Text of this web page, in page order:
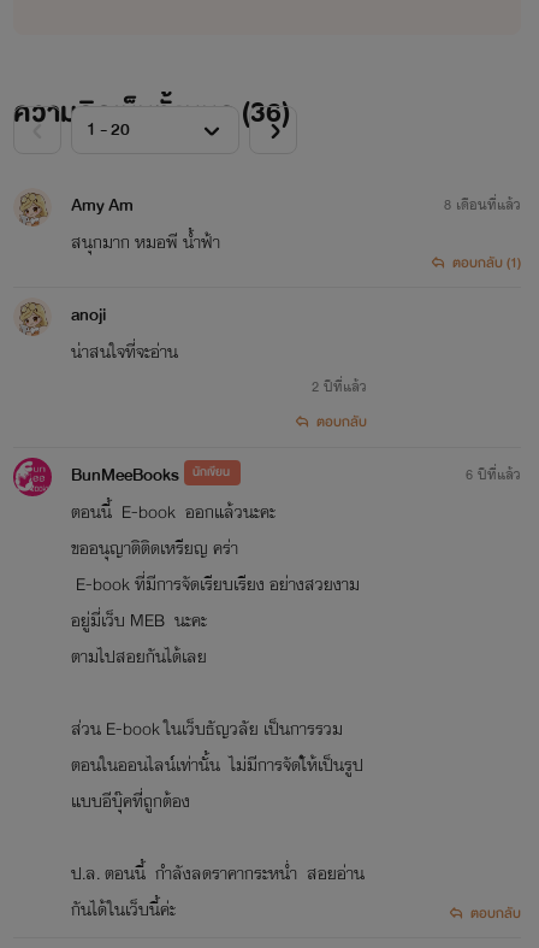
ความคิดเห็นทั้งหมด (36)
Amy Am
สนุกมาก หมอพี น้ำฟ้า
8 เดือนที่แล้ว
ตอบกลับ (1)
anoji
น่าสนใจที่จะอ่าน
2 ปีที่แล้ว
ตอบกลับ
BunMeeBooks นักเขียน
ตอนนี้ E-book ออกแล้วนะคะ
ขออนุญาติติดเหรียญ คร่า
E-book ที่มีการจัดเรียบเรียง อย่างสวยงาม
อยู่มี่เว็บ MEB นะคะ
ตามไปสอยกันได้เลย
ส่วน E-book ในเว็บธัญวลัย เป็นการรวม
ตอนในออนไลน์เท่านั้น ไม่มีการจัดใ้ห้เป็นรูป
แบบอีบุ๊คที่่ถูกต้อง
ป.ล. ตอนนี้ กำลังลดราคากระหน่ำ สอยอ่าน
กันได้ในเว็บนี้ค่ะ
6 ปีที่แล้ว
ตอบกลับ